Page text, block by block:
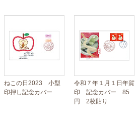
ねこの日2023 小型
印押し記念カバー
令和７年１月１日年賀
印 記念カバー 85
円 2枚貼り